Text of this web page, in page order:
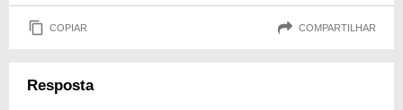
COPIAR COMPARTILHAR
Resposta